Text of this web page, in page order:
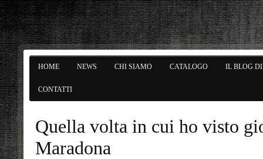
HOME NEWS CHI SIAMO CATALOGO IL BLOG
CONTATTI
Quella volta in cui ho visto
Maradona